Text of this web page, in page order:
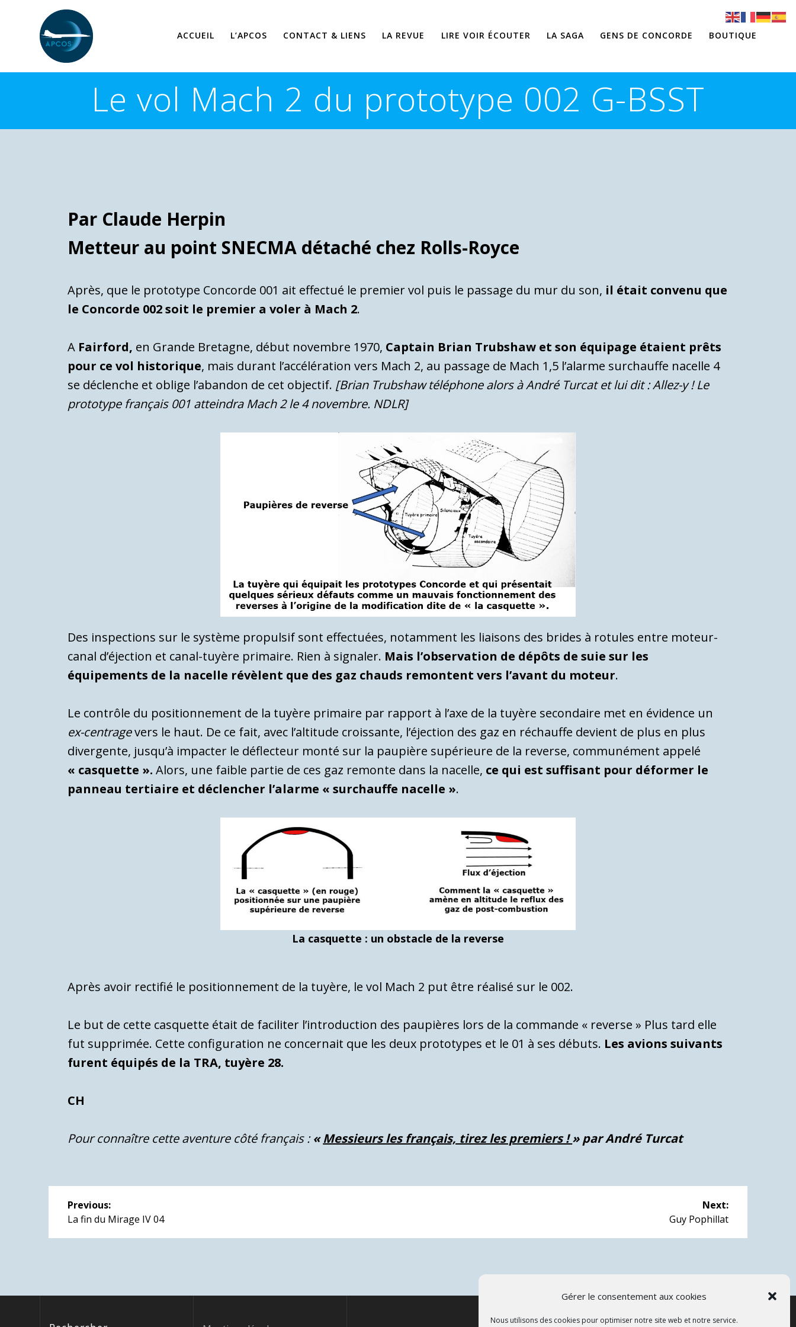
Gérer le consentement aux cookies
Nous utilisons des cookies pour optimiser notre site web et notre service.
ACCUEIL L’APCOS CONTACT & LIENS LA REVUE LIRE VOIR ÉCOUTER LA SAGA GENS DE CONCORDE BOUTIQUE
Le vol Mach 2 du prototype 002 G-BSST
Par Claude Herpin
Metteur au point SNECMA détaché chez Rolls-Royce
Après, que le prototype Concorde 001 ait effectué le premier vol puis le passage du mur du son, il était convenu que
le Concorde 002 soit le premier a voler à Mach 2.
A Fairford, en Grande Bretagne, début novembre 1970, Captain Brian Trubshaw et son équipage étaient prêts
pour ce vol historique, mais durant l’accélération vers Mach 2, au passage de Mach 1,5 l’alarme surchauffe nacelle 4
se déclenche et oblige l’abandon de cet objectif. [Brian Trubshaw téléphone alors à André Turcat et lui dit : Allez-y ! Le
prototype français 001 atteindra Mach 2 le 4 novembre. NDLR]
Des inspections sur le système propulsif sont effectuées, notamment les liaisons des brides à rotules entre moteur-
canal d’éjection et canal-tuyère primaire. Rien à signaler. Mais l’observation de dépôts de suie sur les
équipements de la nacelle révèlent que des gaz chauds remontent vers l’avant du moteur.
Le contrôle du positionnement de la tuyère primaire par rapport à l’axe de la tuyère secondaire met en évidence un
ex-centragevers le haut. De ce fait, avec l’altitude croissante, l’éjection des gaz en réchauffe devient de plus en plus
divergente, jusqu’à impacter le déflecteur monté sur la paupière supérieure de la reverse, communément appelé
« casquette ». Alors, une faible partie de ces gaz remonte dans la nacelle, ce qui est suffisant pour déformer le
panneau tertiaire et déclencher l’alarme « surchauffe nacelle ».
La casquette : un obstacle de la reverse
Après avoir rectifié le positionnement de la tuyère, le vol Mach 2 put être réalisé sur le 002.
Le but de cette casquette était de faciliter l’introduction des paupières lors de la commande « reverse » Plus tard elle
fut supprimée. Cette configuration ne concernait que les deux prototypes et le 01 à ses débuts. Les avions suivants
furent équipés de la TRA, tuyère 28.
CH
Pour connaître cette aventure côté français :«Messieurs les français, tirez les premiers !» par André Turcat
Navigation
de
Previous:
Previous
La fin du Mirage IV 04
Next:
Next
Guy Pophillat